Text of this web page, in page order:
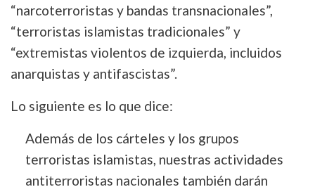
“narcoterroristas y bandas transnacionales”,
“terroristas islamistas tradicionales” y
“extremistas violentos de izquierda, incluidos
anarquistas y antifascistas”.
Lo siguiente es lo que dice:
Además de los cárteles y los grupos
terroristas islamistas, nuestras actividades
antiterroristas nacionales también darán